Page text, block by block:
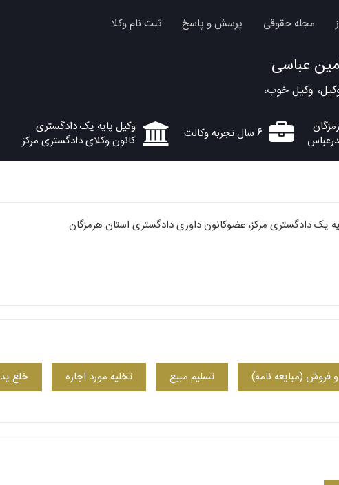
مجله حقوقی پرسش و پاسخ ثبت نام وکلا
عباسی
وکیل خوب،
6 سال تجربه وکالت
وکیل پایه یک دادگستری
کانون وکلای دادگستری مرکز
یک دادگستری مرکز، عضوکانون داوری دادگستری استان هرمزگان
و فروش (مبایعه نامه) تسلیم مبیع تخلیه مورد اجاره خلع ید